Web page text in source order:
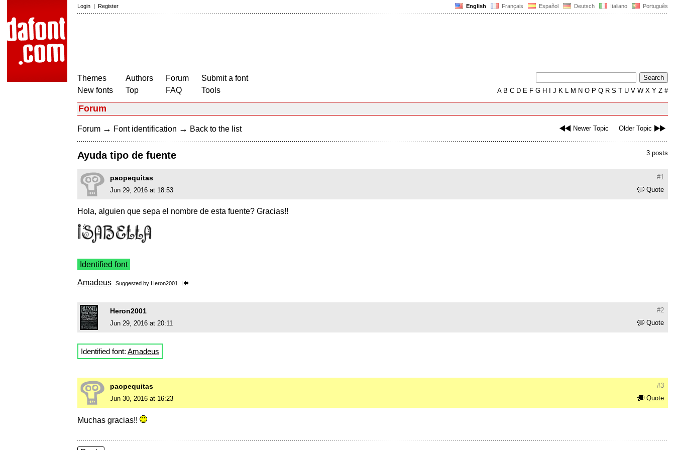
English Français Español Deutsch Italiano Português
Login | Register
Themes
New fonts
Authors
Top
Forum
FAQ
Submit a font
Tools
AB C D E F G H J K L M N O P Q R S T U V W X Y Z #
Forum
Newer Topic Older Topic
Forum → Font identification → Back to the list
3 posts
Ayuda tipo de fuente
#1
paopequitas
Quote
Jun 29, 2016 at 18:53
Hola, alguien que sepa el nombre de esta fuente? Gracias!!
Identified font
Amadeus Suggested by Heron2001
#2
Heron2001
Quote
Jun 29, 2016 at 20:11
Identified font: Amadeus
#3
paopequitas
Quote
Jun 30, 2016 at 16:23
Muchas gracias!!